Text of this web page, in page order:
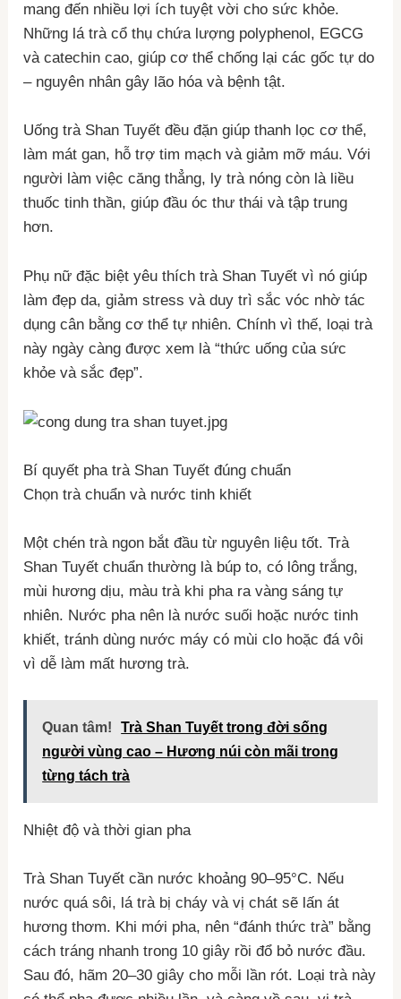
mang đến nhiều lợi ích tuyệt vời cho sức khỏe.
Những lá trà cổ thụ chứa lượng polyphenol, EGCG
và catechin cao, giúp cơ thể chống lại các gốc tự do
– nguyên nhân gây lão hóa và bệnh tật.
Uống trà Shan Tuyết đều đặn giúp thanh lọc cơ thể,
làm mát gan, hỗ trợ tim mạch và giảm mỡ máu. Với
người làm việc căng thẳng, ly trà nóng còn là liều
thuốc tinh thần, giúp đầu óc thư thái và tập trung
hơn.
Phụ nữ đặc biệt yêu thích trà Shan Tuyết vì nó giúp
làm đẹp da, giảm stress và duy trì sắc vóc nhờ tác
dụng cân bằng cơ thể tự nhiên. Chính vì thế, loại trà
này ngày càng được xem là “thức uống của sức
khỏe và sắc đẹp”.
Bí quyết pha trà Shan Tuyết đúng chuẩn
Chọn trà chuẩn và nước tinh khiết
Một chén trà ngon bắt đầu từ nguyên liệu tốt. Trà
Shan Tuyết chuẩn thường là búp to, có lông trắng,
mùi hương dịu, màu trà khi pha ra vàng sáng tự
nhiên. Nước pha nên là nước suối hoặc nước tinh
khiết, tránh dùng nước máy có mùi clo hoặc đá vôi
vì dễ làm mất hương trà.
Quan tâm!
Trà Shan Tuyết trong đời sống
người vùng cao – Hương núi còn mãi trong
từng tách trà
Nhiệt độ và thời gian pha
Trà Shan Tuyết cần nước khoảng 90–95°C. Nếu
nước quá sôi, lá trà bị cháy và vị chát sẽ lấn át
hương thơm. Khi mới pha, nên “đánh thức trà” bằng
cách tráng nhanh trong 10 giây rồi đổ bỏ nước đầu.
Sau đó, hãm 20–30 giây cho mỗi lần rót. Loại trà này